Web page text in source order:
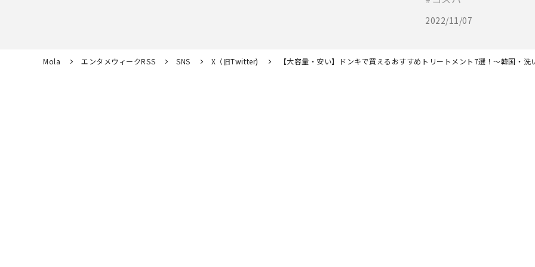
2022/11/07
Mola エンタメウィークRSS SNS X（旧Twitter) 【大容量・安い】ドンキで買えるおすすめトリートメント7選！～韓国・洗